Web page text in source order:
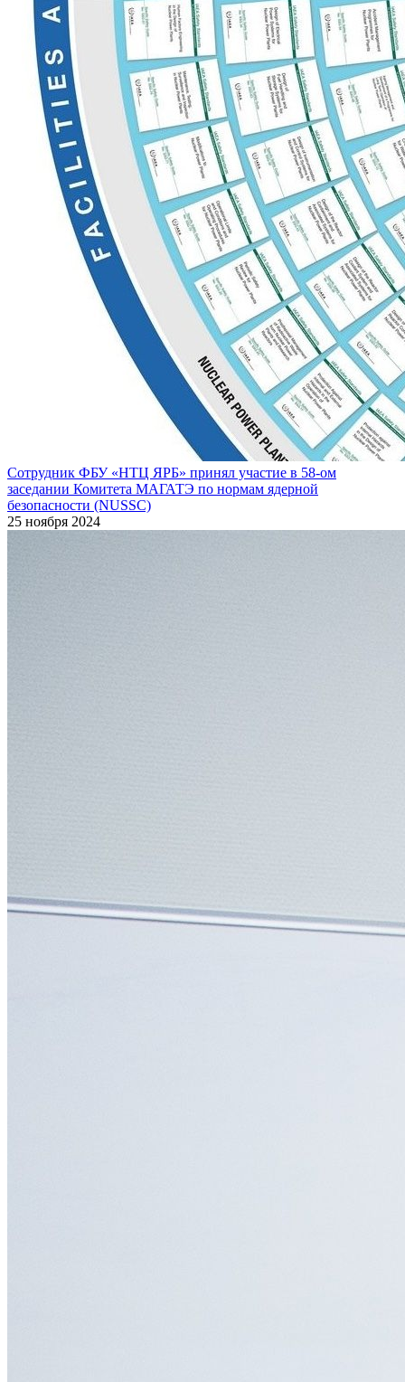
Сотрудник ФБУ «НТЦ ЯРБ» принял участие в 58-ом
заседании Комитета МАГАТЭ по нормам ядерной
безопасности (NUSSC)
25 ноября 2024